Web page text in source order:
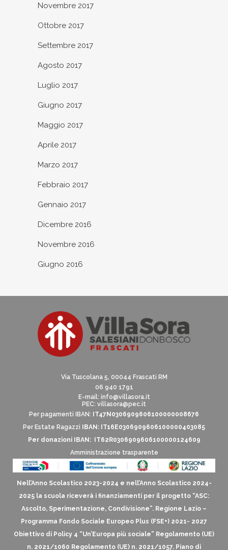
Novembre 2017
Ottobre 2017
Settembre 2017
Agosto 2017
Luglio 2017
Giugno 2017
Maggio 2017
Aprile 2017
Marzo 2017
Febbraio 2017
Gennaio 2017
Dicembre 2016
Novembre 2016
Giugno 2016
Via Tuscolana 5, 00044 Frascati RM
06 940 1791
E-mail: info@villasora.it
PEC: villasora@pec.it
Per pagamenti IBAN: IT47N0306909606100000008676
Per Estate Ragazzi IBAN: IT16E0306909606100000403085
Per donazioni IBAN: IT62R0306909606100000124609
Amministrazione trasparente
Nell’Anno Scolastico 2023-2024 e nell’Anno Scolastico 2024-
2025 la scuola riceverà i finanziamenti per il progetto “ASC:
Ascolto, Sperimentazione, Condivisione”. Regione Lazio –
Programma Fondo Sociale Europeo Plus (FSE+) 2021- 2027
Obiettivo di Policy 4 “Un’Europa più sociale” Regolamento (UE)
n. 2021/1060 Regolamento (UE) n. 2021/1057. Piano di